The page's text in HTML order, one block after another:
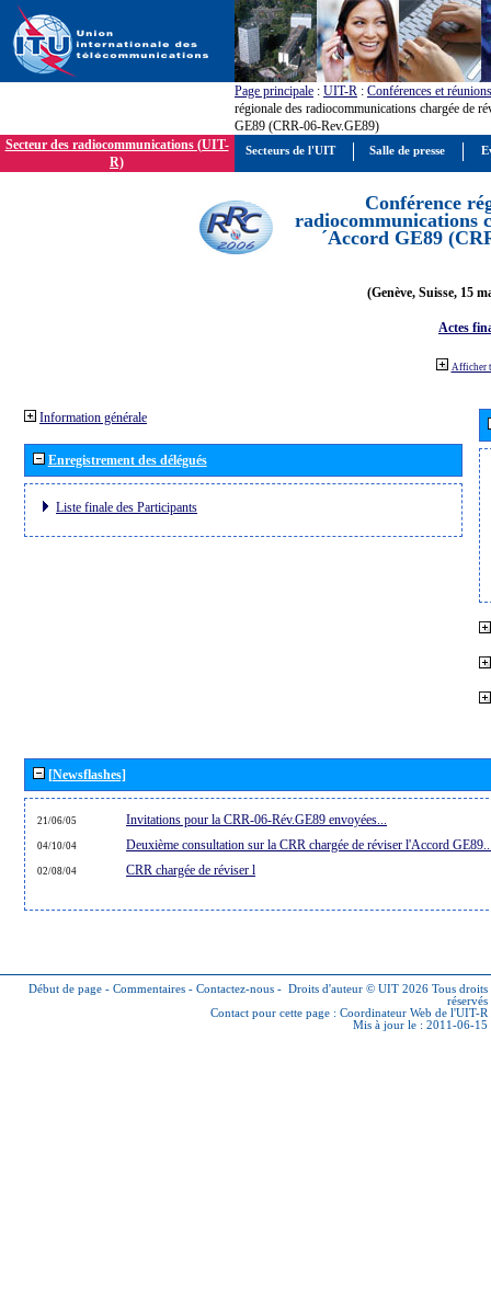
Page principale : UIT-R : Conférences et réunions
régionale des radiocommunications chargée de
GE89 (CRR-06-Rev.GE89)
Secteur des radiocommunications (UIT-
R)
Conférence
radiocommunications
´Accord GE89
(Genève, Suisse, 15
Actes
Afficher
Information générale
Enregistrement des délégués
Liste finale des Participants
[Newsflashes]
21/06/05 Invitations pour la CRR-06-Rév.GE89 envoyées...
04/10/04 Deuxième consultation sur la CRR chargée de réviser l'Accord
02/08/04 CRR chargée de réviser l
Début de page - Commentaires - Contactez-nous - Droits d'auteur © UIT 2026 Tous droits
réservés
Contact pour cette page : Coordinateur Web de l'UIT-R
Mis à jour le : 2011-06-15
Secteurs de l'UIT Salle de presse